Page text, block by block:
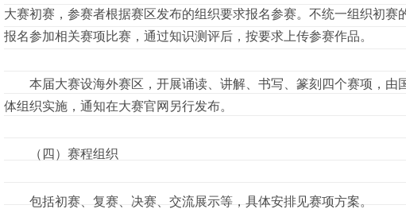
大赛初赛，参赛者根据赛区发布的组织要求报名参赛。不统一组织初赛
报名参加相关赛项比赛，通过知识测评后，按要求上传参赛作品。
本届大赛设海外赛区，开展诵读、讲解、书写、篆刻四个赛项，由
体组织实施，通知在大赛官网另行发布。
（四）赛程组织
包括初赛、复赛、决赛、交流展示等，具体安排见赛项方案。